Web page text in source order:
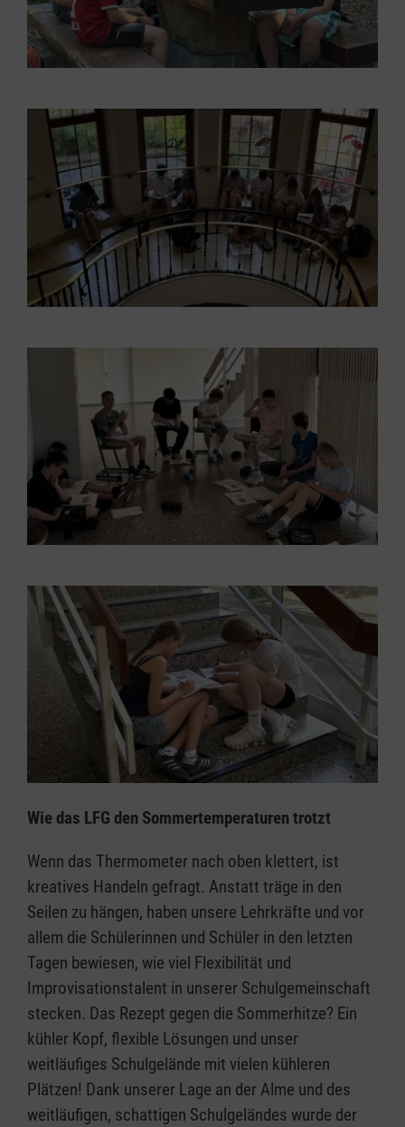
Wie das LFG den Sommertemperaturen trotzt
Wenn das Thermometer nach oben klettert, ist
kreatives Handeln gefragt. Anstatt träge in den
Seilen zu hängen, haben unsere Lehrkräfte und vor
allem die Schülerinnen und Schüler in den letzten
Tagen bewiesen, wie viel Flexibilität und
Improvisationstalent in unserer Schulgemeinschaft
stecken. Das Rezept gegen die Sommerhitze? Ein
kühler Kopf, flexible Lösungen und unser
weitläufiges Schulgelände mit vielen kühleren
Plätzen! Dank unserer Lage an der Alme und des
weitläufigen, schattigen Schulgeländes wurde der